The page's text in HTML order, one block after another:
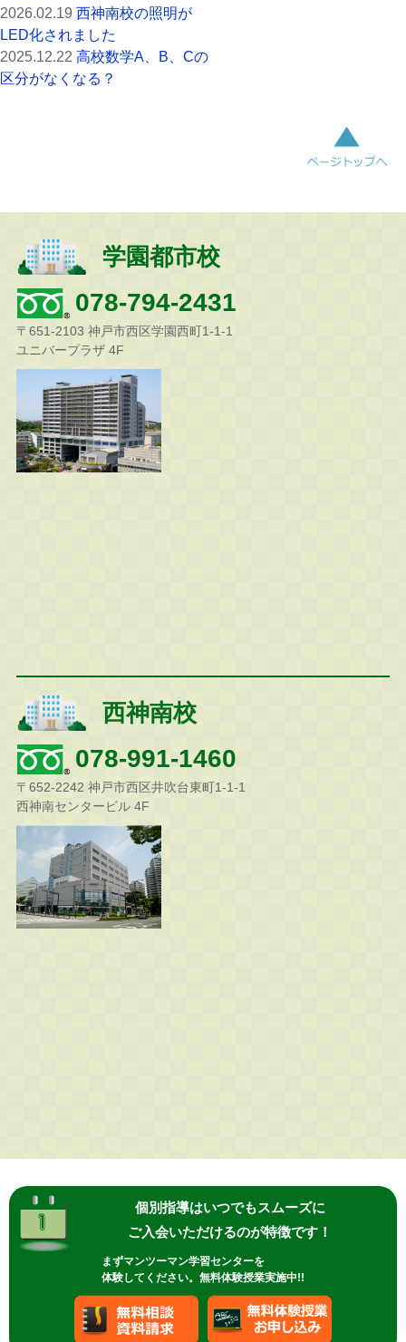
2026.02.19 西神南校の照明が
LED化されました
2025.12.22 高校数学A、B、Cの
区分がなくなる？
学園都市校
078-794-2431
〒651-2103 神戸市西区学園西町1-1-1
ユニバープラザ 4F
西神南校
078-991-1460
〒652-2242 神戸市西区井吹台東町1-1-1
西神南センタービル 4F
個別指導はいつでもスムーズに
ご入会いただけるのが特徴です！
まずマンツーマン学習センターを
体験してください。無料体験授業実施中!!